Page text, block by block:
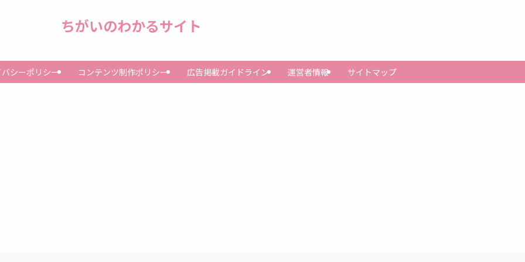
ちがいのわかるサイト
シーポリシー コンテンツ制作ポリシー 広告掲載ガイドライン 運営者情報 サイトマップ